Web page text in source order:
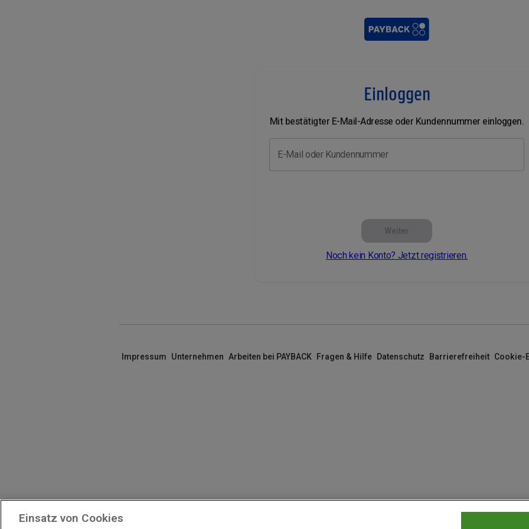
Einloggen
Mit bestätigter E-Mail-Adresse oder Kundennummer einloggen.
E-Mail oder Kundennummer
Weiter
Noch kein Konto? Jetzt registrieren.
Impressum Unternehmen Arbeiten bei PAYBACK Fragen & Hilfe Datenschutz Barrierefreiheit Cookie-
Einsatz von Cookies